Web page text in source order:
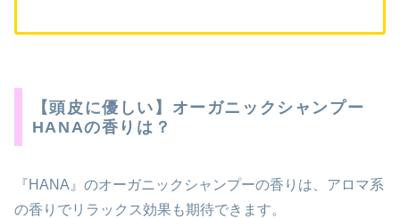
【頭皮に優しい】オーガニックシャンプー
HANAの香りは？
『HANA』のオーガニックシャンプーの香りは、アロマ系
の香りでリラックス効果も期待できます。